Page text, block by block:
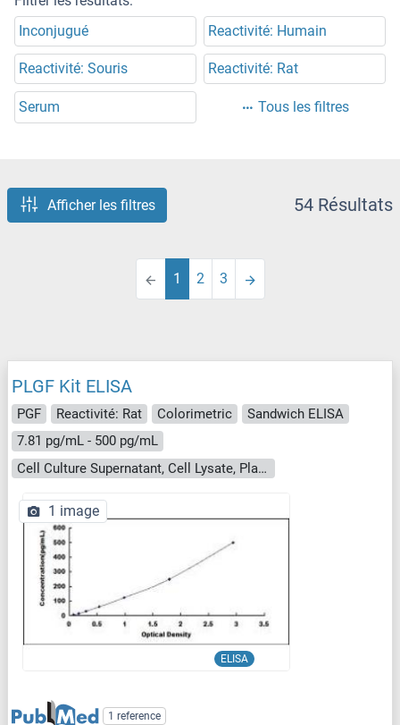
Inconjugué
Reactivité: Humain
Reactivité: Souris Reactivité: Rat
Serum Tous les filtres
Afficher les filtres 54 Résultats
1 2 3
PLGF Kit ELISA
PGF Reactivité: Rat Colorimetric
Sandwich ELISA
7.81 pg/mL - 500 pg/mL
Cell Culture Supernatant, Cell Lysate, Plasma, Serum, Tissue Homogenate
ELISA
1 image
1 reference